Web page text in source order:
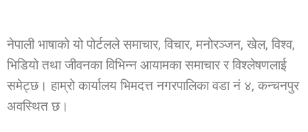
नेपाली भाषाको यो पोर्टलले समाचार, विचार, मनोरञ्जन, खेल, विश्व,
भिडियो तथा जीवनका विभिन्न आयामका समाचार र विश्लेषणलाई
समेट्छ। हाम्रो कार्यालय भिमदत्त नगरपालिका वडा नं ४, कन्चनपुर
अवस्थित छ।